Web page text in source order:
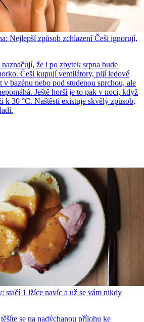
Nejlepší způsob zchlazení Češi ignorují,
že i po zbytek srpna bude
Češi kupují ventilátory, pijí ledové
v bazénu nebo pod studenou sprchou, ale
Ještě horší je to pak v noci, když
k 30 °C. Naštěstí existuje skvělý způsob,
stačí 1 lžíce navíc a už se vám nikdy
se na nadýchanou přílohu ke